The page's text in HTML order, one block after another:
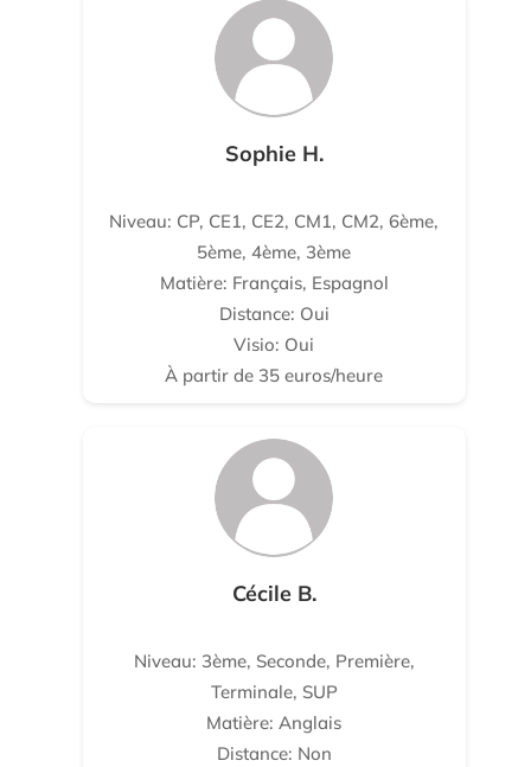
Sophie H.
Niveau: CP, CE1, CE2, CM1, CM2, 6ème,
5ème, 4ème, 3ème
Matière: Français, Espagnol
Distance: Oui
Visio: Oui
À partir de 35 euros/heure
Cécile B.
Niveau: 3ème, Seconde, Première,
Terminale, SUP
Matière: Anglais
Distance: Non